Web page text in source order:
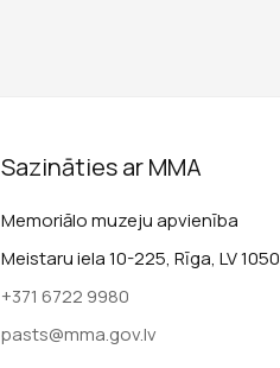
Sazināties ar MMA
Memoriālo muzeju apvienība
Meistaru iela 10-225, Rīga, LV 1050
+371 6722 9980
pasts@mma.gov.lv